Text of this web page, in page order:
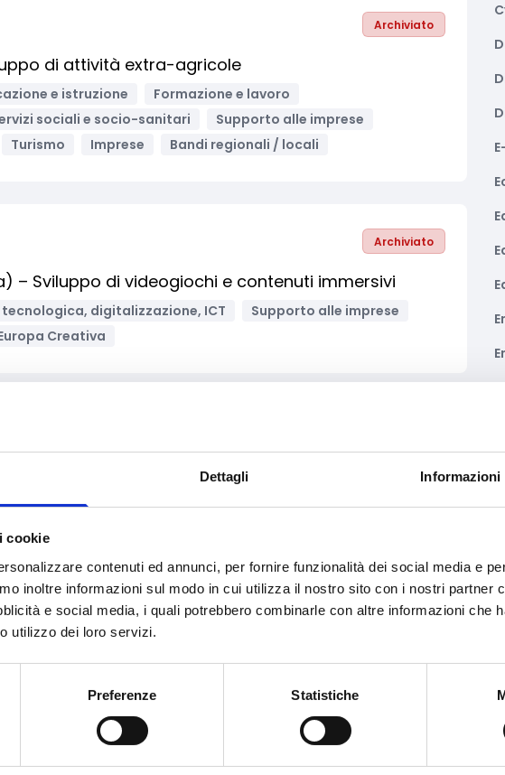
Dettagli Informazioni
cookie
contenuti ed annunci, per fornire funzionalità dei social media e
inoltre informazioni sul modo in cui utilizza il nostro sito con i nostri partner
e social media, i quali potrebbero combinarle con altre informazioni che
utilizzo dei loro servizi.
Preferenze Statistiche
Archiviato
di attività extra-agricole
e istruzione
Formazione e lavoro
sociali e socio-sanitari
Supporto alle imprese
Turismo Imprese Bandi regionali / locali
Archiviato
– Sviluppo di videogiochi e contenuti immersivi
digitalizzazione, ICT
Supporto alle imprese
Creativa
di iniziative sportive e culturali per gli studenti del
del Lazio
Enti pubblici
Imprese sociali/Società benefit
Bandi regionali / locali
condizioni e degli standard di offerte e fruizione
della Calabria